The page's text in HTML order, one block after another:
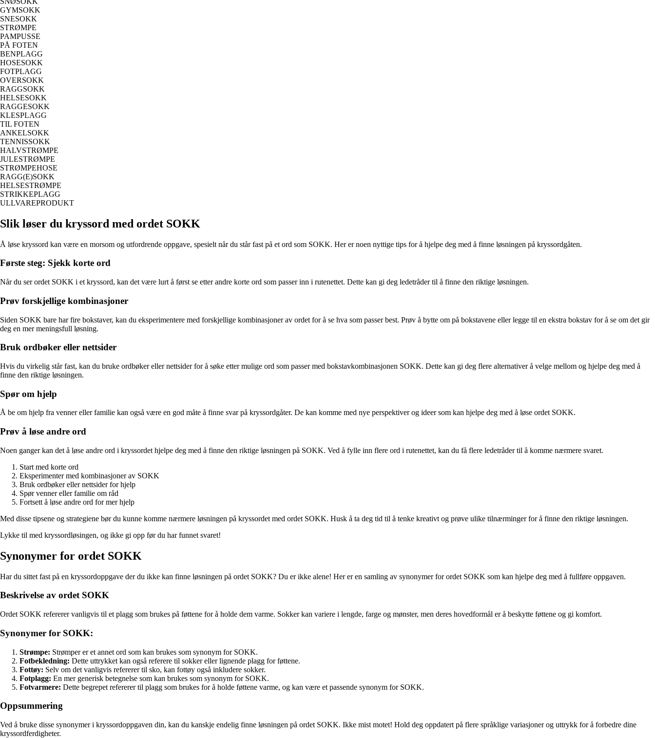
GYMSOKK
SNESOKK
STRØMPE
PAMPUSSE
PÅ FOTEN
BENPLAGG
HOSESOKK
FOTPLAGG
OVERSOKK
RAGGSOKK
HELSESOKK
RAGGESOKK
KLESPLAGG
TIL FOTEN
ANKELSOKK
TENNISSOKK
HALVSTRØMPE
JULESTRØMPE
STRØMPEHOSE
RAGG(E)SOKK
HELSESTRØMPE
STRIKKEPLAGG
ULLVAREPRODUKT
Slik løser du kryssord med ordet SOKK
Å løse kryssord kan være en morsom og utfordrende oppgave, spesielt når du står fast på et ord som SOKK. Her er noen nyttige tips for å hjelpe deg med å finne løsningen på kryssordgåten.
Første steg: Sjekk korte ord
Når du ser ordet SOKK i et kryssord, kan det være lurt å først se etter andre korte ord som passer inn i rutenettet. Dette kan gi deg ledetråder til å finne den riktige løsningen.
Prøv forskjellige kombinasjoner
Siden SOKK bare har fire bokstaver, kan du eksperimentere med forskjellige kombinasjoner av ordet for å se hva som passer best. Prøv å bytte om på bokstavene eller legge til en ekstra bokstav for å se om det gir
deg en mer meningsfull løsning.
Bruk ordbøker eller nettsider
Hvis du virkelig står fast, kan du bruke ordbøker eller nettsider for å søke etter mulige ord som passer med bokstavkombinasjonen SOKK. Dette kan gi deg flere alternativer å velge mellom og hjelpe deg med å
finne den riktige løsningen.
Spør om hjelp
Å be om hjelp fra venner eller familie kan også være en god måte å finne svar på kryssordgåter. De kan komme med nye perspektiver og ideer som kan hjelpe deg med å løse ordet SOKK.
Prøv å løse andre ord
Noen ganger kan det å løse andre ord i kryssordet hjelpe deg med å finne den riktige løsningen på SOKK. Ved å fylle inn flere ord i rutenettet, kan du få flere ledetråder til å komme nærmere svaret.
Start med korte ord
Eksperimenter med kombinasjoner av SOKK
Bruk ordbøker eller nettsider for hjelp
Spør venner eller familie om råd
Fortsett å løse andre ord for mer hjelp
Med disse tipsene og strategiene bør du kunne komme nærmere løsningen på kryssordet med ordet SOKK. Husk å ta deg tid til å tenke kreativt og prøve ulike tilnærminger for å finne den riktige løsningen.
Lykke til med kryssordløsingen, og ikke gi opp før du har funnet svaret!
Synonymer for ordet SOKK
Har du sittet fast på en kryssordoppgave der du ikke kan finne løsningen på ordet SOKK? Du er ikke alene! Her er en samling av synonymer for ordet SOKK som kan hjelpe deg med å fullføre oppgaven.
Beskrivelse av ordet SOKK
Ordet SOKK refererer vanligvis til et plagg som brukes på føttene for å holde dem varme. Sokker kan variere i lengde, farge og mønster, men deres hovedformål er å beskytte føttene og gi komfort.
Synonymer for SOKK:
Strømpe: Strømper er et annet ord som kan brukes som synonym for SOKK.
Fotbekledning: Dette uttrykket kan også referere til sokker eller lignende plagg for føttene.
Fottøy: Selv om det vanligvis refererer til sko, kan fottøy også inkludere sokker.
Fotplagg: En mer generisk betegnelse som kan brukes som synonym for SOKK.
Fotvarmere: Dette begrepet refererer til plagg som brukes for å holde føttene varme, og kan være et passende synonym for SOKK.
Oppsummering
Ved å bruke disse synonymer i kryssordoppgaven din, kan du kanskje endelig finne løsningen på ordet SOKK. Ikke mist motet! Hold deg oppdatert på flere språklige variasjoner og uttrykk for å forbedre dine
kryssordferdigheter.